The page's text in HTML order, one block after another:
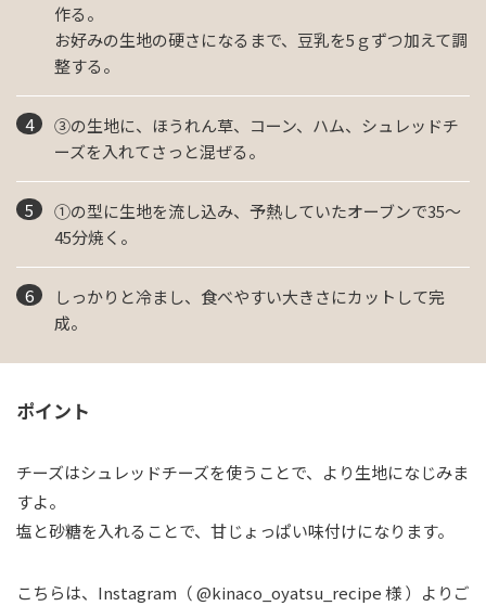
作る。
お好みの生地の硬さになるまで、豆乳を5ｇずつ加えて調
整する。
③の生地に、ほうれん草、コーン、ハム、シュレッドチ
ーズを入れてさっと混ぜる。
①の型に生地を流し込み、予熱していたオーブンで35～
45分焼く。
しっかりと冷まし、食べやすい大きさにカットして完
成。
ポイント
チーズはシュレッドチーズを使うことで、より生地になじみま
すよ。
塩と砂糖を入れることで、甘じょっぱい味付けになります。
こちらは、Instagram（ @kinaco_oyatsu_recipe 様 ）よりご